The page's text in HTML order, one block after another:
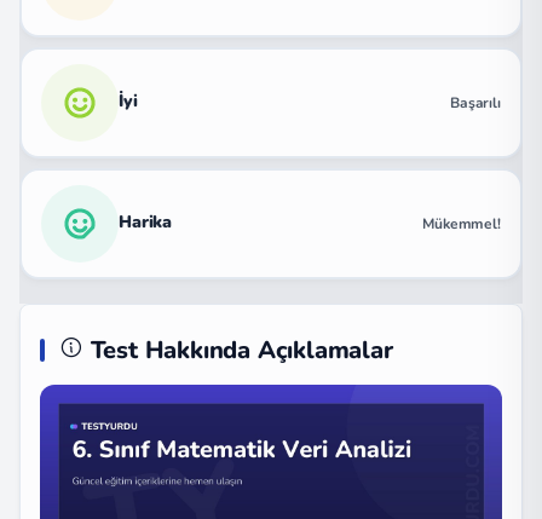
İyi Başarılı
Harika Mükemmel!
Test Hakkında Açıklamalar